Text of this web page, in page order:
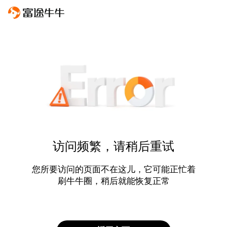
访问频繁，请稍后重试
您所要访问的页面不在这儿，它可能正忙着
刷牛牛圈，稍后就能恢复正常